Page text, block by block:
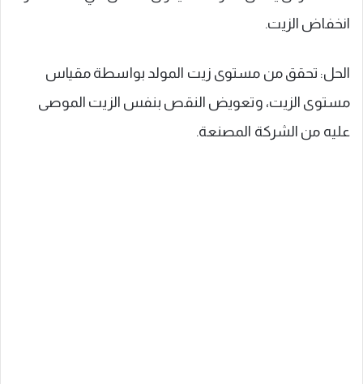
انخفاض الزيت.
الحل: تحقق من مستوى زيت المولد بواسطة مقياس
مستوى الزيت، وتعويض النقص بنفس الزيت الموصى
عليه من الشركة المصنعة.